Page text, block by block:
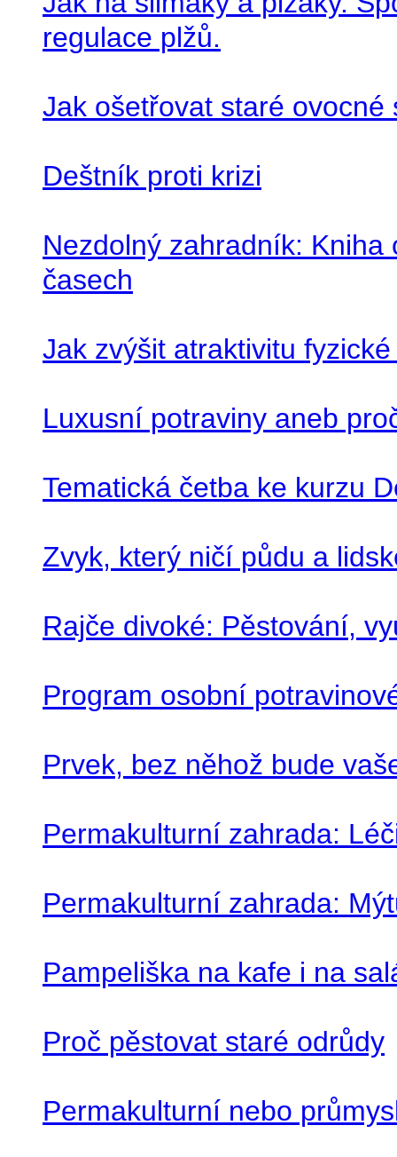
regulace plžů.
Jak ošetřovat staré ovocné
Deštník proti krizi
Nezdolný zahradník:
časech
Jak zvýšit atraktivitu
Luxusní potraviny aneb
Tematická četba ke kurzu
Zvyk, který ničí půdu a
Rajče divoké: Pěstování,
Program osobní
Prvek, bez něhož bude
Permakulturní zahrada:
Permakulturní zahrada:
Pampeliška na kafe i na
Proč pěstovat staré odrůdy
Permakulturní nebo